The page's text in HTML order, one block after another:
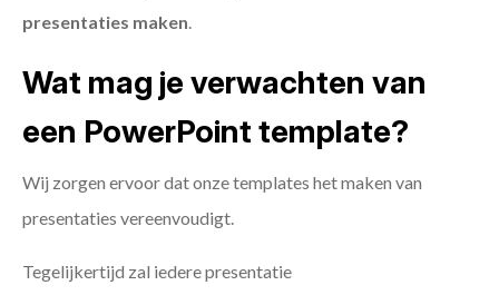
presentaties maken.
Wat mag je verwachten van
een PowerPoint template?
Wij zorgen ervoor dat onze templates het maken van
presentaties vereenvoudigt.
Tegelijkertijd zal iedere presentatie